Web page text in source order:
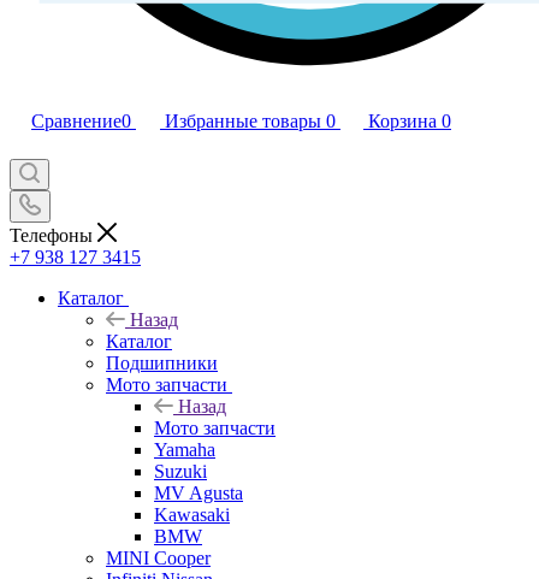
Сравнение0 Избранные товары 0 Корзина 0
Телефоны
+7 938 127 3415
Каталог
Назад
Каталог
Подшипники
Мото запчасти
Назад
Мото запчасти
Yamaha
Suzuki
MV Agusta
Kawasaki
BMW
MINI Cooper